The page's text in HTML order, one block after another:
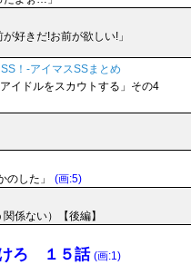
好きだ!お前が欲しい!」
！-アイマスSSまとめ
イドルをスカウトする」その4
した」
(画:5)
係ない）【後編】
けろ １５話 (画:1)